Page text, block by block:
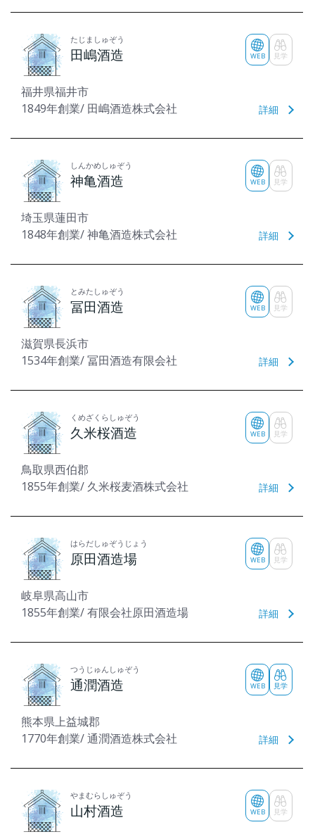
たじましゅぞう
田嶋酒造
福井県福井市
1849年創業/ 田嶋酒造株式会社
WEB 見学
詳細
しんかめしゅぞう
神亀酒造
埼玉県蓮田市
1848年創業/ 神亀酒造株式会社
WEB 見学
詳細
とみたしゅぞう
冨田酒造
滋賀県長浜市
1534年創業/ 冨田酒造有限会社
WEB 見学
詳細
くめざくらしゅぞう
久米桜酒造
鳥取県西伯郡
1855年創業/ 久米桜麦酒株式会社
WEB 見学
詳細
はらだしゅぞうじょう
原田酒造場
岐阜県高山市
1855年創業/ 有限会社原田酒造場
WEB 見学
詳細
つうじゅんしゅぞう
通潤酒造
熊本県上益城郡
1770年創業/ 通潤酒造株式会社
WEB 見学
詳細
やまむらしゅぞう
山村酒造 WEB 見学